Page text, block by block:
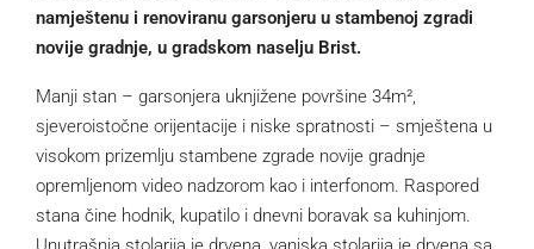
namještenu i renoviranu garsonjeru u stambenoj zgradi
novije gradnje, u gradskom naselju Brist.
Manji stan – garsonjera uknjižene površine 34m²,
sjeveroistočne orijentacije i niske spratnosti – smještena u
visokom prizemlju stambene zgrade novije gradnje
opremljenom video nadzorom kao i interfonom. Raspored
stana čine hodnik, kupatilo i dnevni boravak sa kuhinjom.